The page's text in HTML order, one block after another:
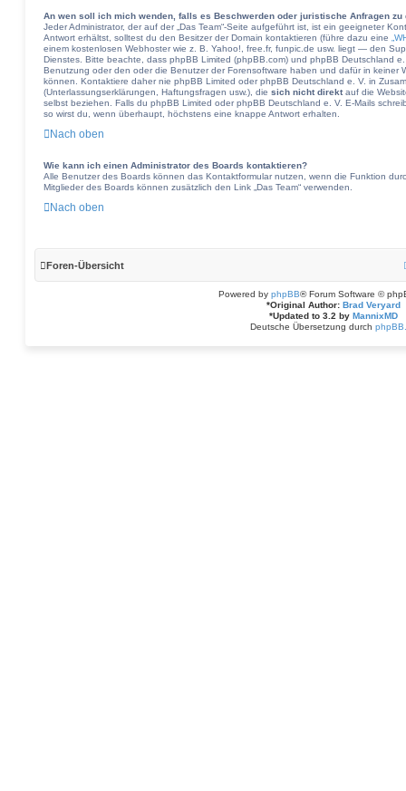
An wen soll ich mich wenden, falls es Beschwerden oder juristische Anfragen zu
Jeder Administrator, der auf der „Das Team“-Seite aufgeführt ist, ist ein geeigneter
Antwort erhältst, solltest du den Besitzer der Domain kontaktieren (führe dazu eine
einem kostenlosen Webhoster wie z. B. Yahoo!, free.fr, funpic.de usw. liegt — den
Dienstes. Bitte beachte, dass phpBB Limited (phpBB.com) und phpBB Deutschland
Benutzung oder den oder die Benutzer der Forensoftware haben und dafür in keiner
können. Kontaktiere daher nie phpBB Limited oder phpBB Deutschland e. V. in
(Unterlassungserklärungen, Haftungsfragen usw.), die sich nicht direktauf die
selbst beziehen. Falls du phpBB Limited oder phpBB Deutschland e. V. E-Mails
so wirst du, wenn überhaupt, höchstens eine knappe Antwort erhalten.
Nach oben
Wie kann ich einen Administrator des Boards kontaktieren?
Alle Benutzer des Boards können das Kontaktformular nutzen, wenn die Funktion
Mitglieder des Boards können zusätzlich den Link „Das Team“ verwenden.
Nach oben
Foren-Übersicht
Powered by phpBB® Forum Software ©
*Original Author: Brad Veryard
*Updated to 3.2 by MannixMD
Deutsche Übersetzung durch